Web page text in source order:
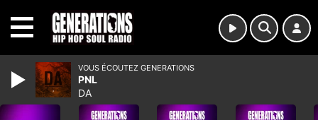
VOUS ÉCOUTEZ GENERATIONS
PNL
DA